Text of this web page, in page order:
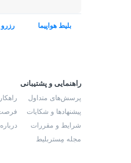
بلیط هواپیما
راهنمایی و پشتیبانی
پرسش‌های متداول
پیشنهادها و شکایات
شرایط و مقررات
مجله مِستربلیط